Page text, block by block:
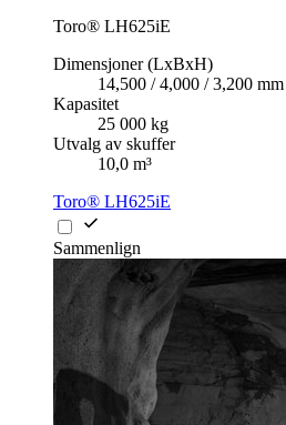
Toro® LH625iE
Dimensjoner (LxBxH)
14,500 / 4,000 / 3,200 mm
Kapasitet
25 000 kg
Utvalg av skuffer
10,0 m³
Toro® LH625iE
Sammenlign